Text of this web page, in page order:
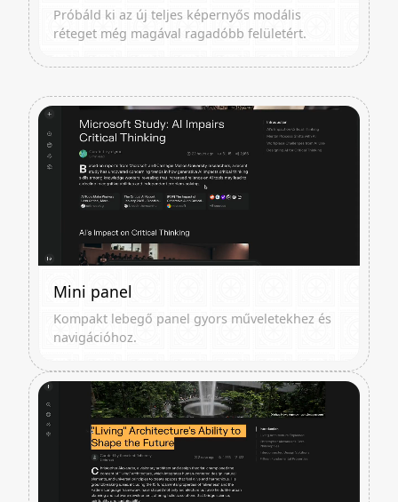
Próbáld ki az új teljes képernyős modális
réteget még magával ragadóbb felületért.
Mini panel
Kompakt lebegő panel gyors műveletekhez és
navigációhoz.